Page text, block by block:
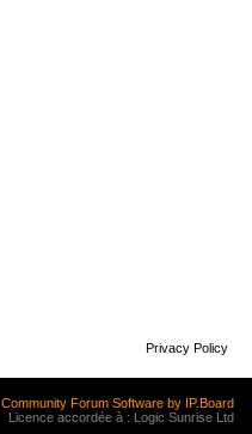
Privacy Policy
Community Forum Software by IP.Board
Licence accordée à : Logic Sunrise Ltd